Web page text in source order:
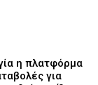
η πλατφόρμα
για